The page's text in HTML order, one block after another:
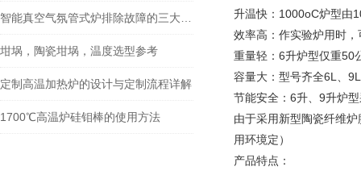
坩埚，陶瓷坩埚，温度选型参考
定制高温加热炉的设计与定制流程详解
1700℃高温炉硅钼棒的使用方法
升温快：1000oC炉型由
效率高：作实验炉用时
重量轻：6升炉型仅重50
容量大：型号齐全6L、
节能安全：6升、9升炉
由于采用新型陶瓷纤维
用环境定）
产品特点：